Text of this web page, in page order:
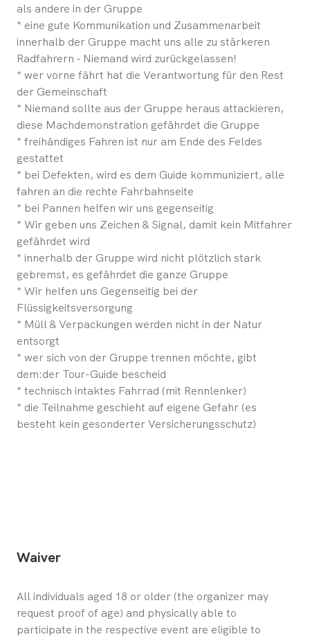
als andere in der Gruppe
* eine gute Kommunikation und Zusammenarbeit
innerhalb der Gruppe macht uns alle zu stärkeren
Radfahrern - Niemand wird zurückgelassen!
* wer vorne fährt hat die Verantwortung für den Rest
der Gemeinschaft
* Niemand sollte aus der Gruppe heraus attackieren,
diese Machdemonstration gefährdet die Gruppe
* freihändiges Fahren ist nur am Ende des Feldes
gestattet
* bei Defekten, wird es dem Guide kommuniziert, alle
fahren an die rechte Fahrbahnseite
* bei Pannen helfen wir uns gegenseitig
* Wir geben uns Zeichen & Signal, damit kein Mitfahrer
gefährdet wird
* innerhalb der Gruppe wird nicht plötzlich stark
gebremst, es gefährdet die ganze Gruppe
* Wir helfen uns Gegenseitig bei der
Flüssigkeitsversorgung
* Müll & Verpackungen werden nicht in der Natur
entsorgt
* wer sich von der Gruppe trennen möchte, gibt
dem:der Tour-Guide bescheid
* technisch intaktes Fahrrad (mit Rennlenker)
* die Teilnahme geschieht auf eigene Gefahr (es
besteht kein gesonderter Versicherungsschutz)
Waiver
All individuals aged 18 or older (the organizer may
request proof of age) and physically able to
participate in the respective event are eligible to